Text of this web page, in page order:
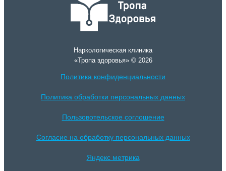
Наркологическая клиника
«Тропа здоровья» © 2026
Политика конфиденциальности
Политика обработки персональных данных
Пользовотельское соглошение
Согласие на обработку персональных данных
Яндекс метрика